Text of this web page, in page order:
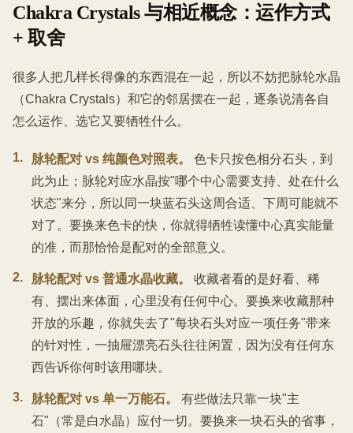
Chakra Crystals 与相近概念：运作方式
+ 取舍
很多人把几样长得像的东西混在一起，所以不妨把脉轮水晶
（Chakra Crystals）和它的邻居摆在一起，逐条说清各自
怎么运作、选它又要牺牲什么。
1. 脉轮配对 vs 纯颜色对照表。
色卡只按色相分石头，到
此为止；脉轮对应水晶按"哪个中心需要支持、处在什么
状态"来分，所以同一块蓝石头这周合适、下周可能就不
对了。要换来色卡的快，你就得牺牲读懂中心真实能量
的准，而那恰恰是配对的全部意义。
2. 脉轮配对 vs 普通水晶收藏。
收藏者看的是好看、稀
有、摆出来体面，心里没有任何中心。要换来收藏那种
开放的乐趣，你就失去了"每块石头对应一项任务"带来
的针对性，一抽屉漂亮石头往往闲置，因为没有任何东
西告诉你何时该用哪块。
3. 脉轮配对 vs 单一万能石。
有些做法只靠一块"主
石"（常是白水晶）应付一切。要换来一块石头的省事，